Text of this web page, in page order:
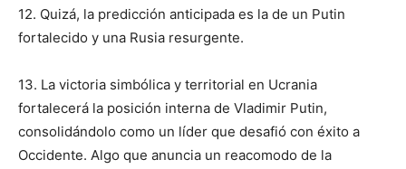
12. Quizá, la predicción anticipada es la de un Putin
fortalecido y una Rusia resurgente.
13. La victoria simbólica y territorial en Ucrania
fortalecerá la posición interna de Vladimir Putin,
consolidándolo como un líder que desafió con éxito a
Occidente. Algo que anuncia un reacomodo de la